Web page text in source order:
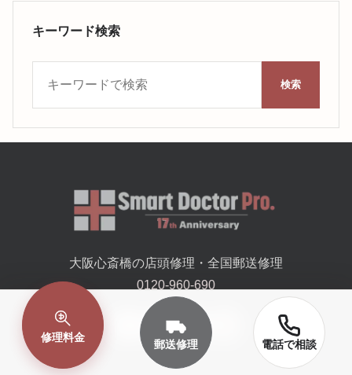
キーワード検索
検索
大阪心斎橋の店頭修理・全国郵送修理
0120-960-690
修理料金
郵送修理 電話で相談